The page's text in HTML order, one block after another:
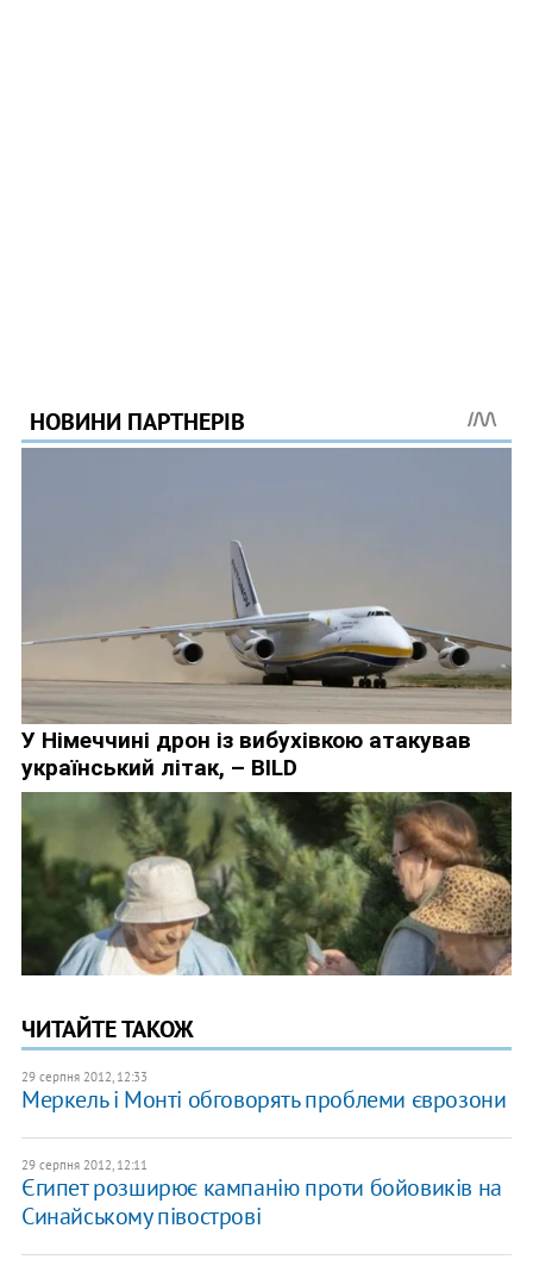
ЧИТАЙТЕ ТАКОЖ
29 серпня 2012, 12:33
Меркель і Монті обговорять проблеми єврозони
29 серпня 2012, 12:11
Єгипет розширює кампанію проти бойовиків на
Синайському півострові